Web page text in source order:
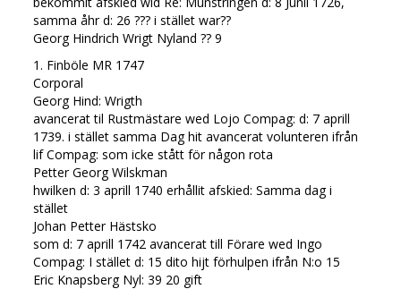
samma åhr d: 26 ??? i stället war??
Georg Hindrich Wrigt Nyland ?? 9
1. Finböle MR 1747
Corporal
Georg Hind: Wrigth
avancerat til Rustmästare wed Lojo Compag: d: 7 aprill
1739. i stället samma Dag hit avancerat volunteren ifrån
lif Compag: som icke stått för någon rota
Petter Georg Wilskman
hwilken d: 3 aprill 1740 erhållit afskied: Samma dag i
stället
Johan Petter Hästsko
som d: 7 aprill 1742 avancerat till Förare wed Ingo
Compag: I stället d: 15 dito hijt förhulpen ifrån N:o 15
Eric Knapsberg Nyl: 39 20 gift